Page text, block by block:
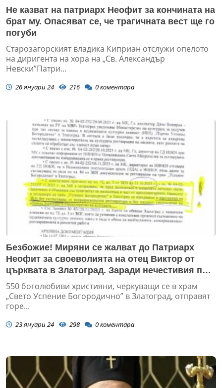
Не казват на патриарх Неофит за кончината на
брат му. Опасяват се, че трагичната вест ще го
погуби
Старозагорският владика Киприан отслужи опелото
на диригента на хора на „Св. Александър
Невски”Патри...
26 януари 24 216 0коментара
Безбожие! Миряни се жалват до Патриарх
Неофит за своеволията на отец Виктор от
църквата в Златоград. Заради нечестивия поп,
старинният храм заприличал на бардак
550 боголюбиви християни, черкуващи се в храм
„Свето Успение Богородично” в Златоград, отправят
горе...
23 януари 24 298 0коментара